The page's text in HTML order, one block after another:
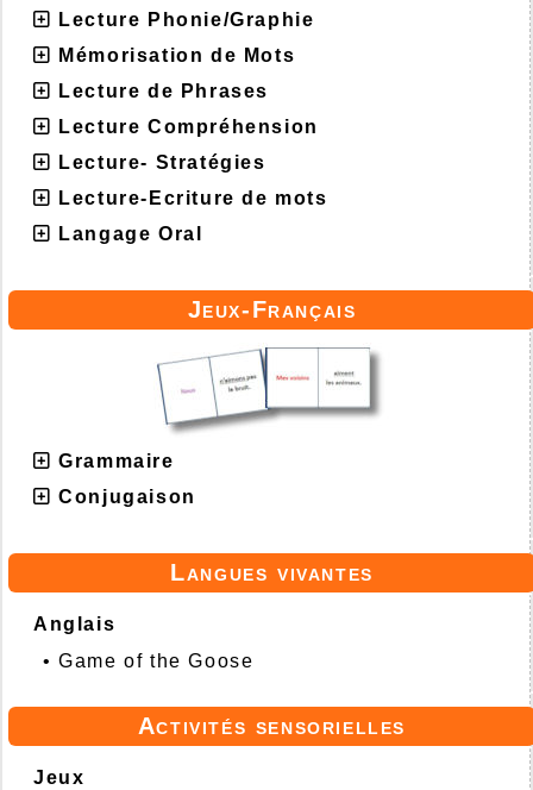
Lecture Phonie/Graphie
Mémorisation de Mots
Lecture de Phrases
Lecture Compréhension
Lecture- Stratégies
Lecture-Ecriture de mots
Langage Oral
Jeux-Français
Grammaire
Conjugaison
Langues vivantes
Anglais
•Game of the Goose
Activités sensorielles
Jeux